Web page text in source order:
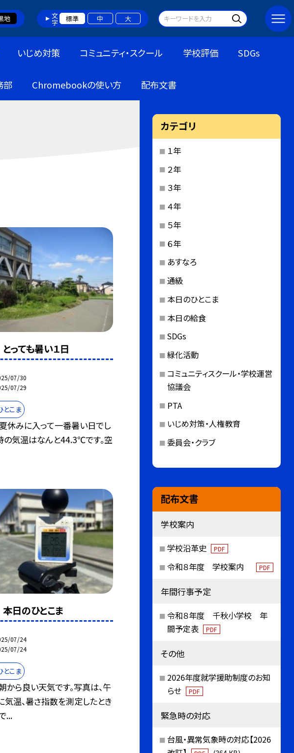
地 文字 標準 中 大
いじめ対策 コミュニティ・スクール 学校評価 SDGs
部 Chromebookの使い方 配布文書
っても暑い１日
07/30
07/29
とこま
休みに入って一番暑い日でし
の気温はなんと44.3℃です。空
日のひとこま
07/24
07/24
とこま
から良い天気です。写真は、午
気温、暑さ指数を測定したとき
...
カテゴリ
１年
２年
３年
４年
５年
６年
あすなろ
通級
本日のひとこま
本日の給食
SDGs
緑化活動
コミュニティスクール・学校運営
協議会
PTA
いじめ対策・人権教育
委員会・クラブ
配布文書
学校案内
学校沿革史 PDF
令和８年度 学校案内 PDF
年間行事予定
令和８年度 千秋小学校 年
間予定表
PDF
その他
2026年度就学援助制度のお知
らせ
PDF
緊急時の対応
台風・異常気象時の対応【2026